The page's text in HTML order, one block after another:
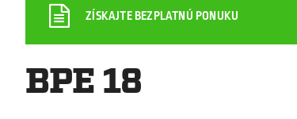
ZÍSKAJTE BEZPLATNÚ PONUKU
BPE 18